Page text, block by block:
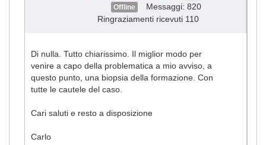
Offline
Messaggi: 820
Ringraziamenti ricevuti 110
Di nulla. Tutto chiarissimo. Il miglior modo per
venire a capo della problematica a mio avviso, a
questo punto, una biopsia della formazione. Con
tutte le cautele del caso.
Cari saluti e resto a disposizione
Carlo